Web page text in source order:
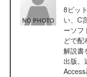
8ビッ
い、C
ーソフ
どで配
解説書
出版。